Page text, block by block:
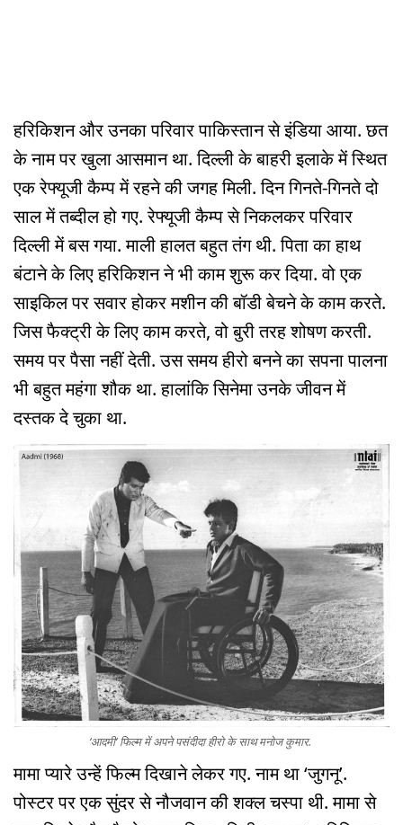
हरिकिशन और उनका परिवार पाकिस्तान से इंडिया आया. छत
के नाम पर खुला आसमान था. दिल्ली के बाहरी इलाके में स्थित
एक रेफ्यूजी कैम्प में रहने की जगह मिली. दिन गिनते-गिनते दो
साल में तब्दील हो गए. रेफ्यूजी कैम्प से निकलकर परिवार
दिल्ली में बस गया. माली हालत बहुत तंग थी. पिता का हाथ
बंटाने के लिए हरिकिशन ने भी काम शुरू कर दिया. वो एक
साइकिल पर सवार होकर मशीन की बॉडी बेचने के काम करते.
जिस फैक्ट्री के लिए काम करते, वो बुरी तरह शोषण करती.
समय पर पैसा नहीं देती. उस समय हीरो बनने का सपना पालना
भी बहुत महंगा शौक था. हालांकि सिनेमा उनके जीवन में
दस्तक दे चुका था.
‘आदमी’ फिल्म में अपने पसंदीदा हीरो के साथ मनोज कुमार.
मामा प्यारे उन्हें फिल्म दिखाने लेकर गए. नाम था ‘जुगनू’.
पोस्टर पर एक सुंदर से नौजवान की शक्ल चस्पा थी. मामा से